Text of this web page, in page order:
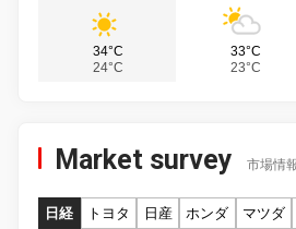
34°C
24°C
33°C
23°C
Market survey 市場情
日経 トヨタ 日産 ホンダ マツダ